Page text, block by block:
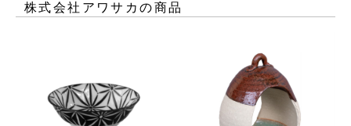
株式会社アワサカの商品